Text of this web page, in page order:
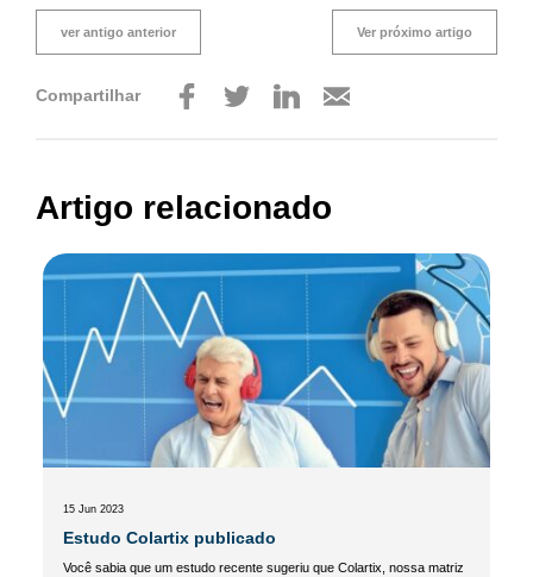
ver antigo anterior Ver próximo artigo
Compartilhar
Artigo relacionado
15 Jun 2023
Estudo Colartix publicado
Você sabia que um estudo recente sugeriu que Colartix, nossa matriz